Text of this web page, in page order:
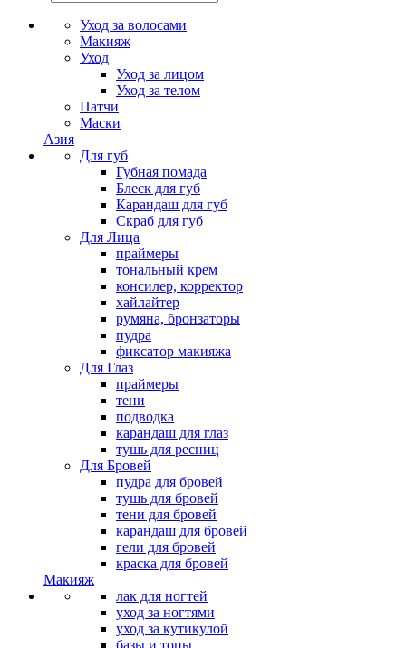
Уход за волосами
Макияж
Уход
Уход за лицом
Уход за телом
Патчи
Маски
Азия
Для губ
Губная помада
Блеск для губ
Карандаш для губ
Скраб для губ
Для Лица
праймеры
тональный крем
консилер, корректор
хайлайтер
румяна, бронзаторы
пудра
фиксатор макияжа
Для Глаз
праймеры
тени
подводка
карандаш для глаз
тушь для ресниц
Для Бровей
пудра для бровей
тушь для бровей
тени для бровей
карандаш для бровей
гели для бровей
краска для бровей
Макияж
лак для ногтей
уход за ногтями
уход за кутикулой
базы и топы